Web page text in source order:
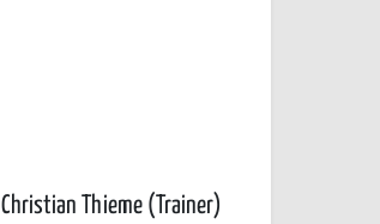
Christian Thieme (Trainer)